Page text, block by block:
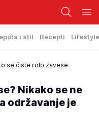
i stil Recepti Lifestyle
se čiste rolo zavese
Nikako se ne
održavanje je